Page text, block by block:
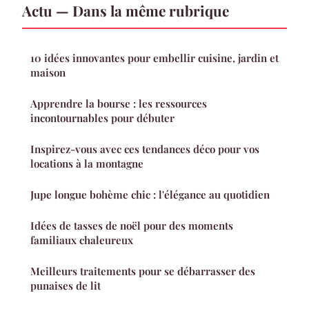
Actu — Dans la même rubrique
10 idées innovantes pour embellir cuisine, jardin et
maison
Apprendre la bourse : les ressources
incontournables pour débuter
Inspirez-vous avec ces tendances déco pour vos
locations à la montagne
Jupe longue bohème chic : l'élégance au quotidien
Idées de tasses de noël pour des moments
familiaux chaleureux
Meilleurs traitements pour se débarrasser des
punaises de lit